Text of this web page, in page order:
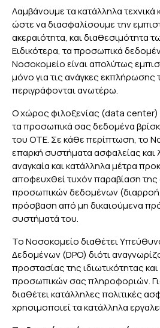
Λαμβάνουμε τα κατάλληλα τεχνικά
ώστε να διασφαλίσουμε την
ακεραιότητα, και διαθεσιμότητα
Ειδικότερα, τα προσωπικά
Νοσοκομείο είναι απολύτως
μόνο για τις ανάγκες
περιγράφονται ανωτέρω.
Ο χώρος φιλοξενίας (data
τα προσωπικά σας δεδομένα
του ΟΤΕ. Σε κάθε περίπτωση, το
επαρκή συστήματα ασφαλείας και
αναγκαία και κατάλληλα μέτρα
αποφευχθεί τυχόν παραβίαση
προσωπικών δεδομένων
πρόσβαση από μη δικαιούμενα
συστήματά του.
Το Νοσοκομείο διαθέτει
Δεδομένων (DPO) διότι
προστασίας της ιδιωτικότητας
προσωπικών σας πληροφοριών.
διαθέτει κατάλληλες πολιτικές
χρησιμοποιεί τα κατάλληλα